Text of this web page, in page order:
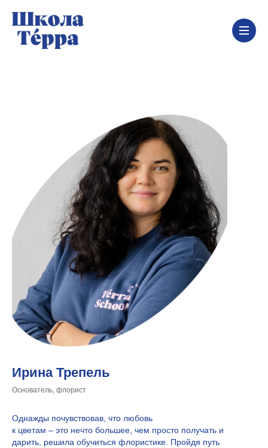
Ирина Трепель
Основатель, флорист
Однажды почувствовав, что любовь
к цветам – это нечто большее, чем просто получать и
дарить, решила обучиться флористике. Пройдя путь